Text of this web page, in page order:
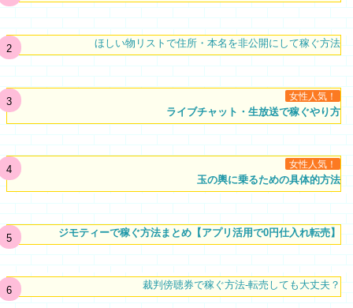
ほしい物リストで住所・本名を非公開にして稼ぐ方法
女性人気！
ライブチャット・生放送で稼ぐやり方
女性人気！
玉の輿に乗るための具体的方法
ジモティーで稼ぐ方法まとめ【アプリ活用で0円仕入れ転売】
裁判傍聴券で稼ぐ方法-転売しても大丈夫？